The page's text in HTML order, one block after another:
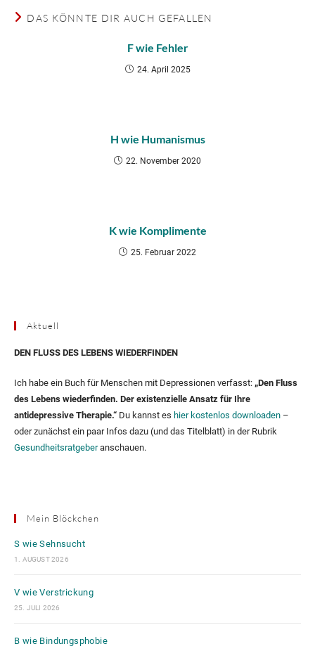
DAS KÖNNTE DIR AUCH GEFALLEN
F wie Fehler
24. April 2025
H wie Humanismus
22. November 2020
K wie Komplimente
25. Februar 2022
Aktuell
DEN FLUSS DES LEBENS WIEDERFINDEN
Ich habe ein Buch für Menschen mit Depressionen verfasst: „Den Fluss
des Lebens wiederfinden. Der existenzielle Ansatz für Ihre
antidepressive Therapie.“ Du kannst es hier kostenlos downloaden –
oder zunächst ein paar Infos dazu (und das Titelblatt) in der Rubrik
Gesundheitsratgeberanschauen.
Mein Blöckchen
S wie Sehnsucht
1. AUGUST 2026
V wie Verstrickung
25. JULI 2026
B wie Bindungsphobie